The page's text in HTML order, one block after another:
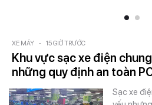
XE MÁY - 15 GIỜ TRƯỚC
Khu vực sạc xe điện
những quy định an toàn
Sạc xe